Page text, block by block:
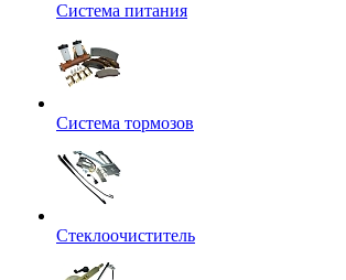
Система питания
Система тормозов
Стеклоочиститель